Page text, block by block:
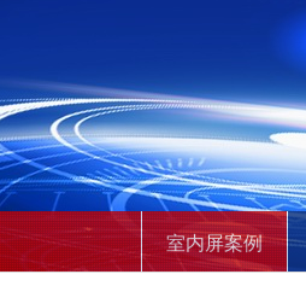
室内屏案例